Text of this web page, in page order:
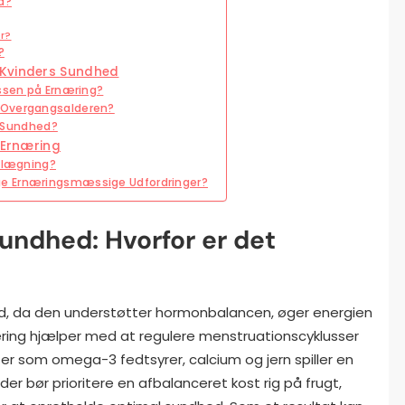
Sundhed
på Ernæring?
Ernæringsmæssige Udfordringer?
Hvorfor er det
da den understøtter hormonbalancen, øger energien
hjælper med at regulere menstruationscyklusser
som omega-3 fedtsyrer, calcium og jern spiller en
bør prioritere en afbalanceret kost rig på frugt,